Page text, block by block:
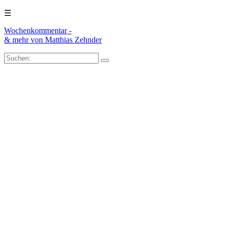
☰
Wochenkommentar -
& mehrvon Matthias Zehnder